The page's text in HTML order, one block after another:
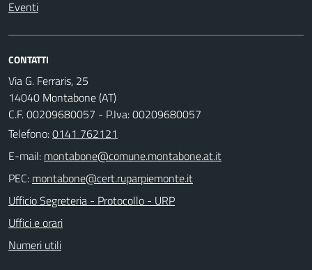
Eventi
CONTATTI
Via G. Ferraris, 25
14040 Montabone (AT)
C.F. 00209680057 - P.Iva: 00209680057
Telefono:0141 762121
E-mail:
PEC:
Ufficio Segreteria - Protocollo - URP
Uffici e orari
Numeri utili